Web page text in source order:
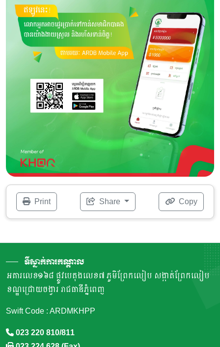
Print Share Copy
ទីស្នាក់ការកណ្តាល
អគារលេខ១៦៨ ផ្លូវបេតុងលេខ៧ ភូមិព្រែកលៀប សង្កាត់ព្រែកលៀប
ខណ្ឌជ្រោយចង្វារ រាជធានីភ្នំពេញ
Swift Code : ARDMKHPP
023 220 810/811